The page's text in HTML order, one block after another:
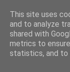
This site uses
and to analyze
shared with
metrics to
statistics, and to